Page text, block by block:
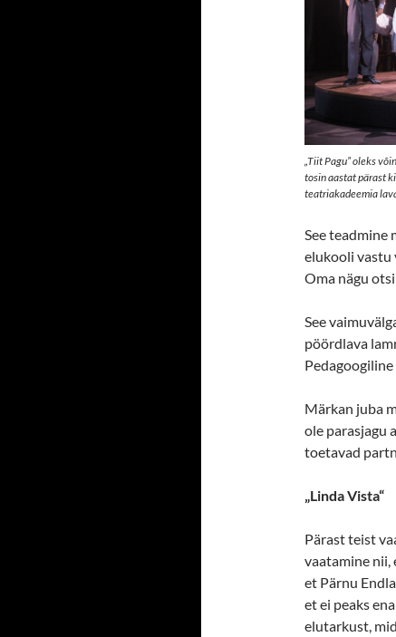
„Tiit Pagu” oleks
tosin aastat pärast
teatriakadeemia
See teadmine
elukooli vastu
Oma nägu
See
pöördlava
Pedagoogiline
Märkan juba
ole parasjagu
toetavad
„Linda Vista“
Pärast teist
vaatamine nii,
et Pärnu
et ei peaks
elutarkust,